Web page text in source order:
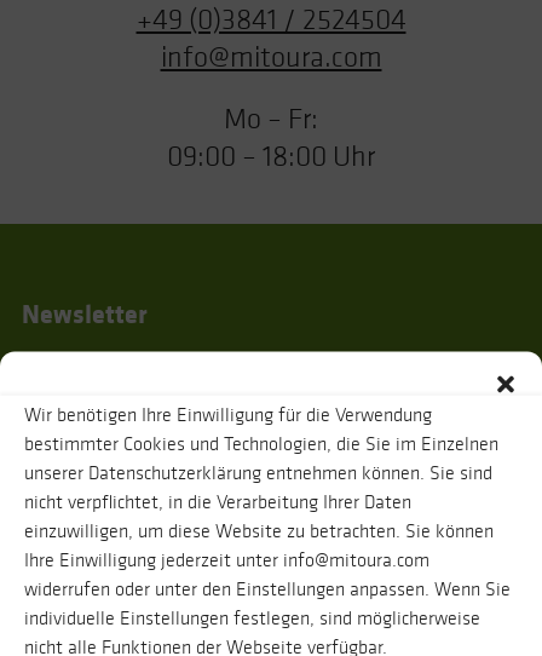
Wir benötigen Ihre Einwilligung für die Verwendung
bestimmter Cookies und Technologien, die Sie im Einzelnen
unserer Datenschutzerklärung entnehmen können. Sie sind
nicht verpflichtet, in die Verarbeitung Ihrer Daten
einzuwilligen, um diese Website zu betrachten. Sie können
Ihre Einwilligung jederzeit unter info@mitoura.com
widerrufen oder unter den Einstellungen anpassen. Wenn Sie
individuelle Einstellungen festlegen, sind möglicherweise
nicht alle Funktionen der Webseite verfügbar.
+49 (0)3841 / 2524504
info@mitoura.com
Mo – Fr:
09:00 – 18:00 Uhr
Newsletter
Ich habe dieDatenschutzhinweisegelesen und stimme zu, dass zur
Bestätigung meiner Angaben eine Nachricht an oben genannte E-Mail-
Adresse verschickt wird. Ihre Daten werden selbstverständlich vertraulich
behandelt. Eine Abmeldung vom Newsletter ist jederzeit möglich.